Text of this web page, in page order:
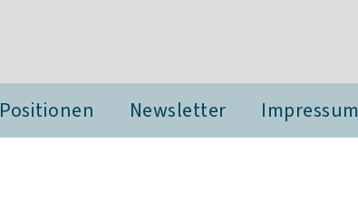
Positionen Newsletter Impressum